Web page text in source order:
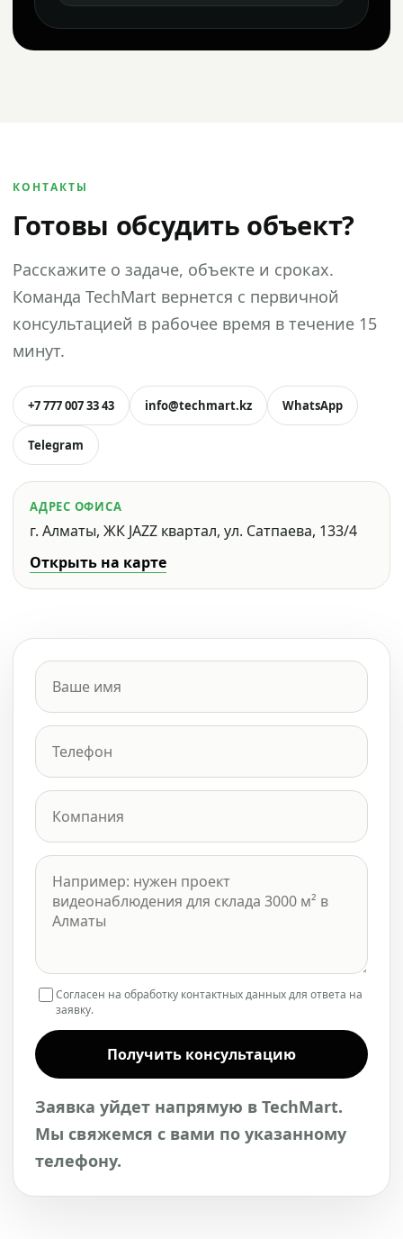
КОНТАКТЫ
Готовы обсудить объект?
Расскажите о задаче, объекте и сроках.
Команда TechMart вернется с первичной
консультацией в рабочее время в течение 15
минут.
+7 777 007 33 43 info@techmart.kz WhatsApp
Telegram
АДРЕС ОФИСА
г. Алматы, ЖК JAZZ квартал, ул. Сатпаева, 133/4
Открыть на карте
Согласен на обработку контактных данных для ответа на
заявку.
Получить консультацию
Заявка уйдет напрямую в TechMart.
Мы свяжемся с вами по указанному
телефону.